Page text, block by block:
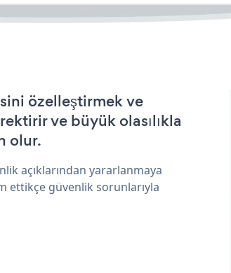
özelleştirmek ve
ve büyük olasılıkla
olur.
açıklarından yararlanmaya
ettikçe güvenlik sorunlarıyla